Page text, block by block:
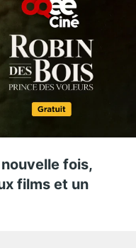
fois,
films et un